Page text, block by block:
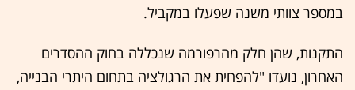
במספר צוותי משנה שפעלו במקביל.
התקנות, שהן חלק מהרפורמה שנכללה בחוק ההסדרים
האחרון, נועדו "להפחית את הרגולציה בתחום היתרי הבנייה,